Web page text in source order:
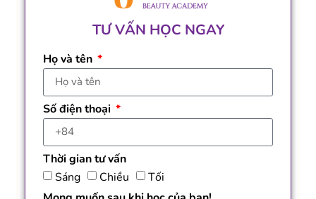
TƯ VẤN HỌC NGAY
Họ và tên
Số điện thoại
Thời gian tư vấn
Sáng
Chiều
Tối